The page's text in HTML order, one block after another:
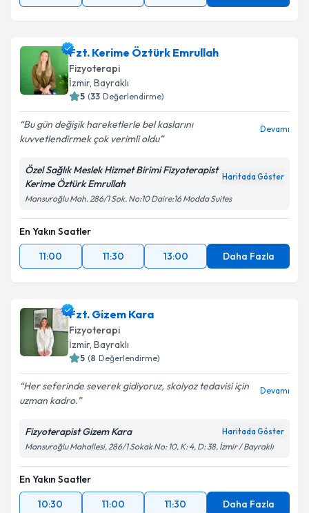
Fzt. Kerime Öztürk Emrullah
Fizyoterapi
İzmir, Bayraklı
5 (33 Değerlendirme)
Bu gün değişik hareketlerle bel kaslarını
kuvvetlendirmek çok verimli oldu
Devamı
Özel Sağlık Meslek Hizmet Birimi Fizyoterapist
Kerime Öztürk Emrullah
Haritada Göster
Mansuroğlu Mah. 286/1 Sok. No:10 Daire:16 Modda Suites
En Yakın Saatler
11:00
11:30 13:00 Daha Fazla
Fzt. Gizem Kara
Fizyoterapi
İzmir, Bayraklı
5 (8 Değerlendirme)
Her seferinde severek gidiyoruz, skolyoz tedavisi için
uzman kadro.
Devamı
Fizyoterapist Gizem Kara Haritada Göster
Mansuroğlu Mahallesi, 286/1 Sokak No: 10, K: 4, D: 38, İzmir / Bayraklı
En Yakın Saatler
10:30
11:00 11:30 Daha Fazla